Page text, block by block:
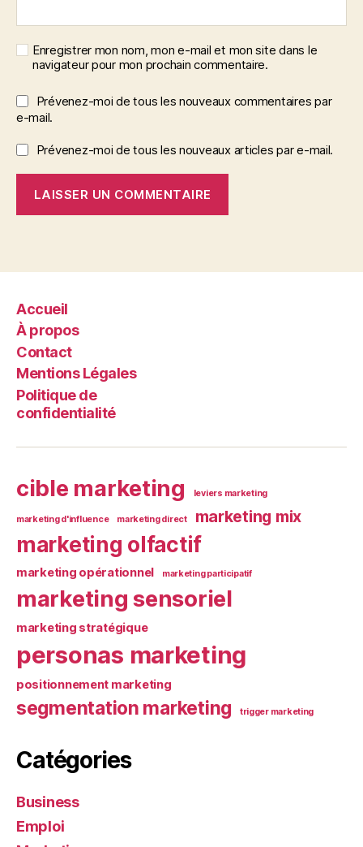
Enregistrer mon nom, mon e-mail et mon site dans le
navigateur pour mon prochain commentaire.
Prévenez-moi de tous les nouveaux commentaires par
e-mail.
Prévenez-moi de tous les nouveaux articles par e-mail.
Accueil
À propos
Contact
Mentions Légales
Politique de
confidentialité
cible marketing leviers marketing
marketing d'influence marketing direct marketing mix
marketing olfactif
marketing opérationnel marketing participatif
marketing sensoriel
marketing stratégique
personas marketing
positionnement marketing
segmentation marketing trigger marketing
Catégories
Business
Emploi